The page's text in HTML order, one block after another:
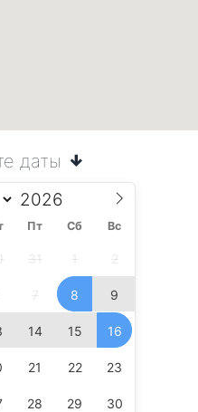
даты
Пт Сб Вс
31 1 2
7 8 9
14 15 16
21 22 23
28 29 30